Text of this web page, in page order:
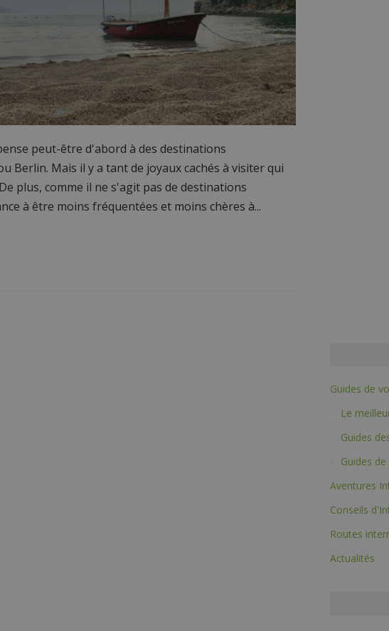
peut-être d'abord à des destinations
Berlin. Mais il y a tant de joyaux cachés à visiter qui
plus, comme il ne s'agit pas de destinations
à être moins fréquentées et moins chères à...
Guides de
Le
Guides
Guides
Aventures
Conseils
Routes
Actualités